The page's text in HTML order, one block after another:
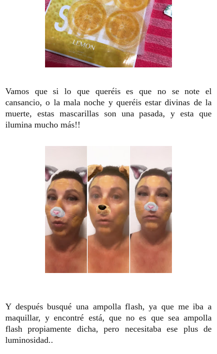
Vamos que si lo que queréis es que no se note el
cansancio, o la mala noche y queréis estar divinas de la
muerte, estas mascarillas son una pasada, y esta que
ilumina mucho más!!
Y después busqué una ampolla flash, ya que me iba a
maquillar, y encontré está, que no es que sea ampolla
flash propiamente dicha, pero necesitaba ese plus de
luminosidad..